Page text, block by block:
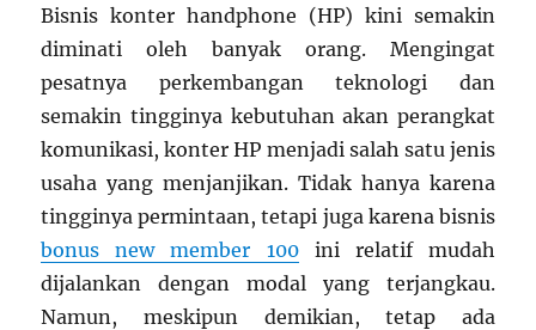
Bisnis konter handphone (HP) kini semakin
diminati oleh banyak orang. Mengingat
pesatnya perkembangan teknologi dan
semakin tingginya kebutuhan akan perangkat
komunikasi, konter HP menjadi salah satu jenis
usaha yang menjanjikan. Tidak hanya karena
tingginya permintaan, tetapi juga karena bisnis
bonus new member 100ini relatif mudah
dijalankan dengan modal yang terjangkau.
Namun, meskipun demikian, tetap ada